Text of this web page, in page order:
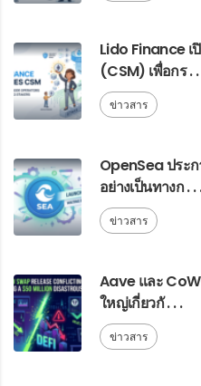
Lido Finance
(CSM) เพื่อกร . .
ข่าวสาร
OpenSea ประก
อย่างเป็นทางก . .
ข่าวสาร
Aave และ
ใหญ่เกี่ยวกั . . .
ข่าวสาร